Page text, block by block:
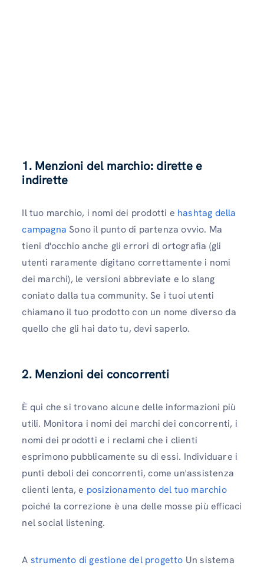
1. Menzioni del marchio: dirette e
indirette
Il tuo marchio, i nomi dei prodotti e hashtag della
campagna Sono il punto di partenza ovvio. Ma
tieni d'occhio anche gli errori di ortografia (gli
utenti raramente digitano correttamente i nomi
dei marchi), le versioni abbreviate e lo slang
coniato dalla tua community. Se i tuoi utenti
chiamano il tuo prodotto con un nome diverso da
quello che gli hai dato tu, devi saperlo.
2. Menzioni dei concorrenti
È qui che si trovano alcune delle informazioni più
utili. Monitora i nomi dei marchi dei concorrenti, i
nomi dei prodotti e i reclami che i clienti
esprimono pubblicamente su di essi. Individuare i
punti deboli dei concorrenti, come un'assistenza
clienti lenta, e posizionamento del tuo marchio
poiché la correzione è una delle mosse più efficaci
nel social listening.
A strumento di gestione del progetto Un sistema